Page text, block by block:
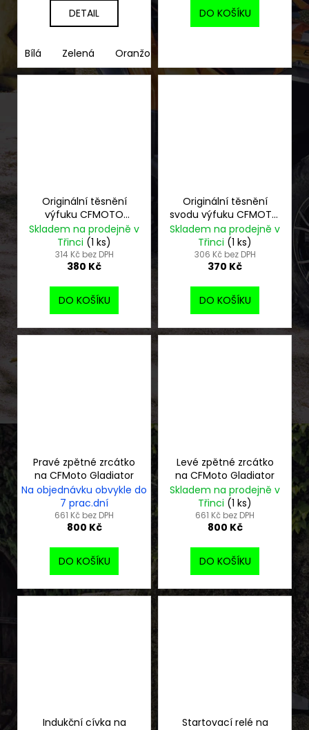
DETAIL
Bílá Zelená Oranžová
DO KOŠÍKU
Originální těsnění
výfuku CFMOTO
Gladiator
Skladem na prodejně v
Třinci (1 ks)
314 Kč bez DPH
380 Kč
DO KOŠÍKU
Originální těsnění
svodu výfuku CFMOTO
Gladiator
Skladem na prodejně v
Třinci (1 ks)
306 Kč bez DPH
370 Kč
DO KOŠÍKU
Pravé zpětné zrcátko
na CFMoto Gladiator
Na objednávku obvykle do
7 prac.dní
661 Kč bez DPH
800 Kč
DO KOŠÍKU
Levé zpětné zrcátko
na CFMoto Gladiator
Skladem na prodejně v
Třinci (1 ks)
661 Kč bez DPH
800 Kč
DO KOŠÍKU
Indukční cívka na
Startovací relé na